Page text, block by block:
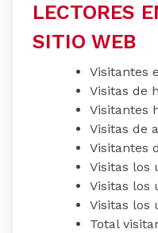
LECTORES
SITIO WEB
Visitantes
Visitas de
Visitantes
Visitas de
Visitantes
Visitas los
Visitas los
Visitas los
Total